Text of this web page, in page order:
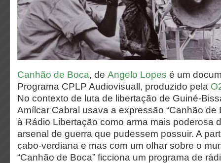
Canhão de Boca, de Angelo Lopes é um
Programa CPLP Audiovisuall, produzido pela
No contexto de luta de libertação de Guiné-
Amílcar Cabral usava a expressão “Canhão de
à Rádio Libertação como arma mais poderosa
arsenal de guerra que pudessem possuir. A
cabo-verdiana e mas com um olhar sobre o
“Canhão de Boca” ficciona um programa de